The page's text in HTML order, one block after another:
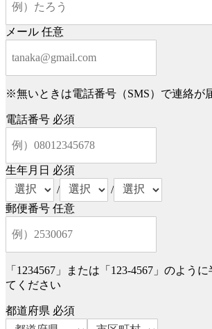
メール 任意
※無いときは電話番号（SMS）で連絡が
電話番号 必須
生年月日 必須
/
/
郵便番号 任意
「1234567」または「123-4567」のよう
てください
都道府県 必須